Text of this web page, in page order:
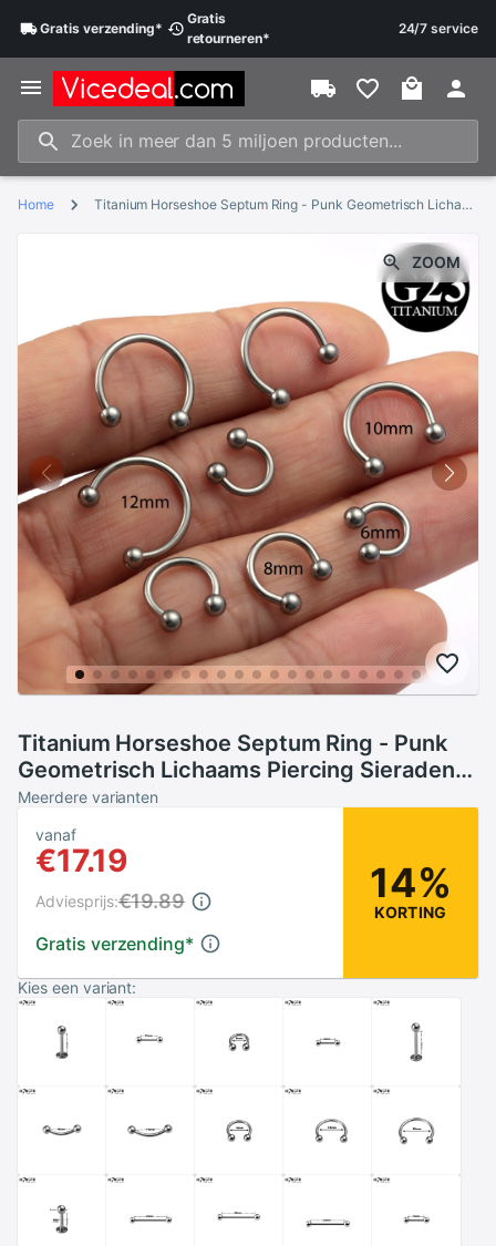
Gratisverzending*
Gratis
retourneren*
24/7 service
Home Titanium Horseshoe Septum Ring - Punk Geometrisch Lichaams Piercing Sieraden voor Neus, Lip, Oor - 16 Gauge
ZOOM
Titanium Horseshoe Septum Ring - Punk
Geometrisch Lichaams Piercing Sieraden
voor Neus, Lip, Oor - 16 Gauge
Meerdere varianten
vanaf
€17.19
Gratis verzending*
Adviesprijs:€19.89 14%
KORTING
Kies een variant: